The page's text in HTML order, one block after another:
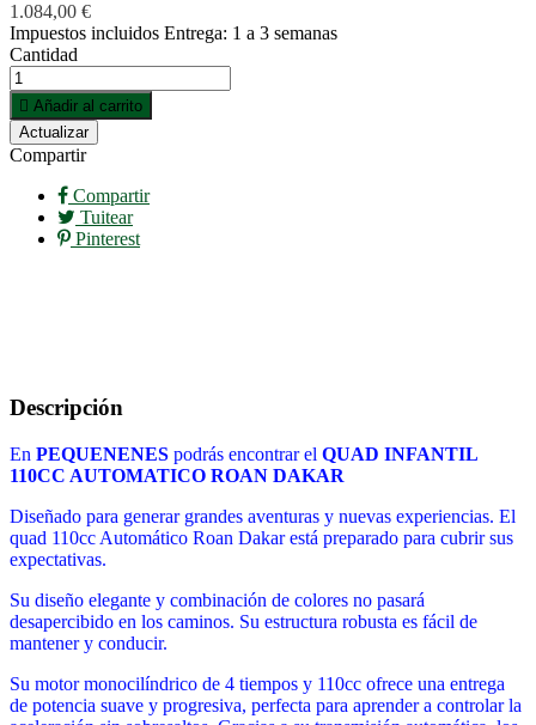
1.084,00 €
Impuestos incluidos Entrega: 1 a 3 semanas
Cantidad
 Añadir al carrito
Compartir
Compartir
Tuitear
Pinterest
Descripción
En PEQUENENES podrás encontrar el QUAD INFANTIL
110CC AUTOMATICO ROAN DAKAR
Diseñado para generar grandes aventuras y nuevas experiencias. El
quad 110cc Automático Roan Dakar está preparado para cubrir sus
expectativas.
Su diseño elegante y combinación de colores no pasará
desapercibido en los caminos. Su estructura robusta es fácil de
mantener y conducir.
Su motor monocilíndrico de 4 tiempos y 110cc ofrece una entrega
de potencia suave y progresiva, perfecta para aprender a controlar la